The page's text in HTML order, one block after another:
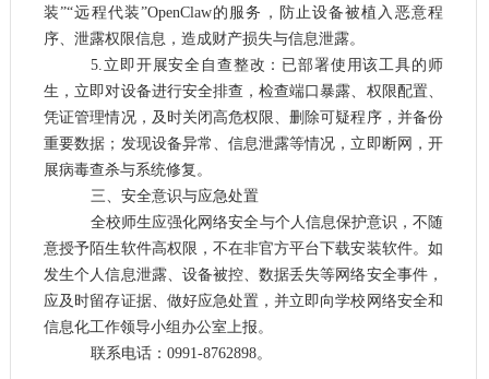
装”“远程代装”OpenClaw的服务，防止设备被植入恶意程
序、泄露权限信息，造成财产损失与信息泄露。
5.立即开展安全自查整改：已部署使用该工具的师
生，立即对设备进行安全排查，检查端口暴露、权限配置、
凭证管理情况，及时关闭高危权限、删除可疑程序，并备份
重要数据；发现设备异常、信息泄露等情况，立即断网，开
展病毒查杀与系统修复。
三、安全意识与应急处置
全校师生应强化网络安全与个人信息保护意识，不随
意授予陌生软件高权限，不在非官方平台下载安装软件。如
发生个人信息泄露、设备被控、数据丢失等网络安全事件，
应及时留存证据、做好应急处置，并立即向学校网络安全和
信息化工作领导小组办公室上报 。
联系电话：0991-8762898。